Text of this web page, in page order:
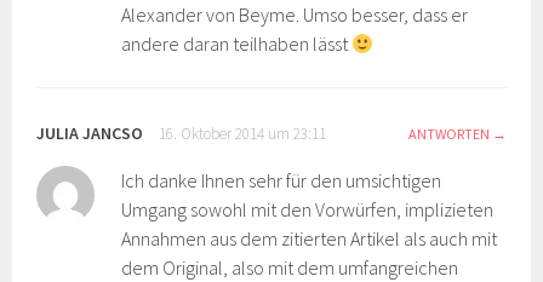
Alexander von Beyme. Umso besser, dass er
andere daran teilhaben lässt
JULIA JANCSO 16. Oktober 2014 um 23:11 ANTWORTEN
Ich danke Ihnen sehr für den umsichtigen
Umgang sowohl mit den Vorwürfen, implizieten
Annahmen aus dem zitierten Artikel als auch mit
dem Original, also mit dem umfangreichen